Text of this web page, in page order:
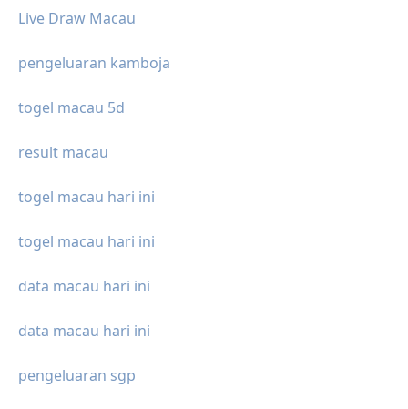
Live Draw Macau
pengeluaran kamboja
togel macau 5d
result macau
togel macau hari ini
togel macau hari ini
data macau hari ini
data macau hari ini
pengeluaran sgp